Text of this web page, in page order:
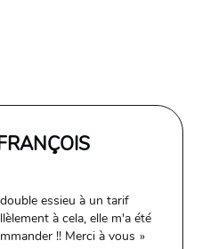
essieu à un tarif
à cela, elle m'a été
!! Merci à vous